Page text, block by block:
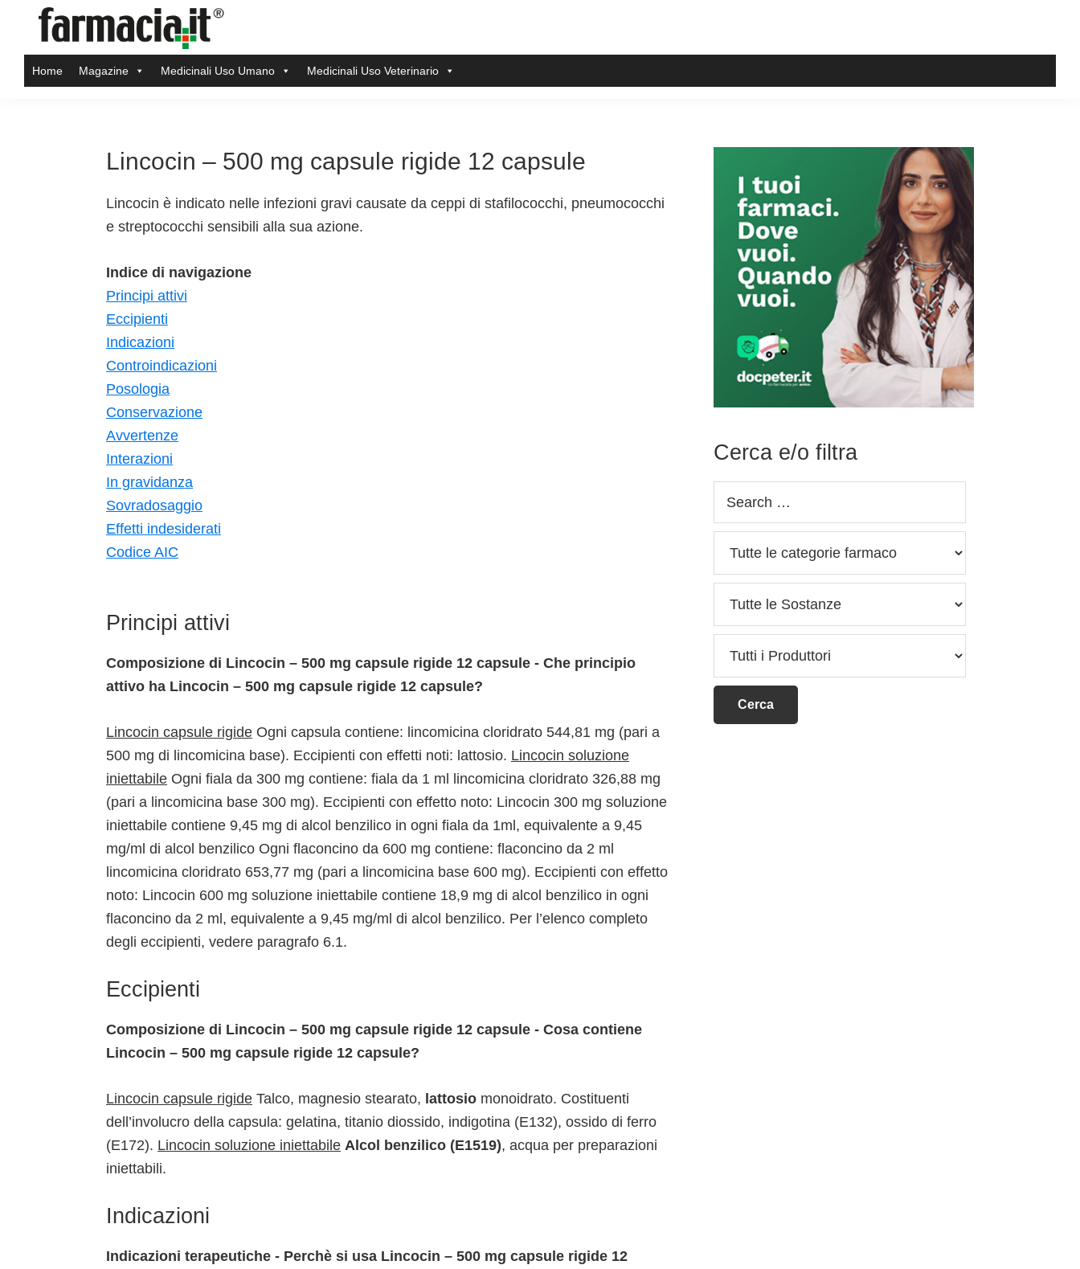
primary
main
primary
footerFarmacia.it
magazine
Home Magazine Medicinali Uso Umano Medicinali Uso Veterinario
Lincocin – 500 mg capsule rigide 12 capsule
Lincocin è indicato nelle infezioni gravi causate da ceppi di stafilococchi, pneumococchi
e streptococchi sensibili alla sua azione.
Indice di navigazione
Principi attivi
Eccipienti
Indicazioni
Controindicazioni
Posologia
Conservazione
Avvertenze
Interazioni
In gravidanza
Sovradosaggio
Effetti indesiderati
Codice AIC
Principi attivi
Composizione di Lincocin – 500 mg capsule rigide 12 capsule - Che principio
attivo ha Lincocin – 500 mg capsule rigide 12 capsule?
Lincocin capsule rigide Ogni capsula contiene: lincomicina cloridrato 544,81 mg (pari a
500 mg di lincomicina base). Eccipienti con effetti noti: lattosio. Lincocin soluzione
iniettabile Ogni fiala da 300 mg contiene: fiala da 1 ml lincomicina cloridrato 326,88 mg
(pari a lincomicina base 300 mg). Eccipienti con effetto noto: Lincocin 300 mg soluzione
iniettabile contiene 9,45 mg di alcol benzilico in ogni fiala da 1ml, equivalente a 9,45
mg/ml di alcol benzilico Ogni flaconcino da 600 mg contiene: flaconcino da 2 ml
lincomicina cloridrato 653,77 mg (pari a lincomicina base 600 mg). Eccipienti con effetto
noto: Lincocin 600 mg soluzione iniettabile contiene 18,9 mg di alcol benzilico in ogni
flaconcino da 2 ml, equivalente a 9,45 mg/ml di alcol benzilico. Per l’elenco completo
degli eccipienti, vedere paragrafo 6.1.
Eccipienti
Composizione di Lincocin – 500 mg capsule rigide 12 capsule - Cosa contiene
Lincocin – 500 mg capsule rigide 12 capsule?
Lincocin capsule rigide Talco, magnesio stearato, lattosio monoidrato. Costituenti
dell’involucro della capsula: gelatina, titanio diossido, indigotina (E132), ossido di ferro
(E172). Lincocin soluzione iniettabile Alcol benzilico (E1519), acqua per preparazioni
iniettabili.
Indicazioni
Indicazioni terapeutiche - Perchè si usa Lincocin – 500 mg capsule rigide 12
Sidebar
Cerca e/o filtra